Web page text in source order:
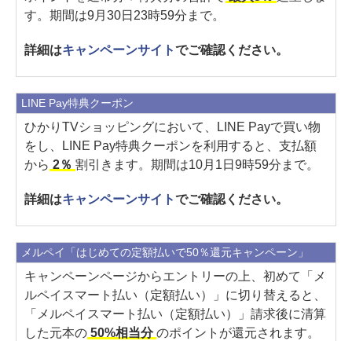
す。期間は9月30日23時59分まで。
詳細はキャンペーンサイトでご確認ください。
LINE Pay特典クーポン
ひかりTVショッピングにおいて、LINE Payで買い物
をし、LINE Pay特典クーポンを利用すると、支払額
から 2％ 割引きます。期間は10月1日9時59分まで。
詳細はキャンペーンサイトでご確認ください。
メルペイ「はじめての定額払いで50％還元キャンペーン」
キャンペーンページからエントリーの上、初めて「メ
ルペイスマート払い（定額払い）」に切り替えると、
「メルペイスマート払い（定額払い）」請求後に清算
した元本の50%相当分のポイントが還元されます。